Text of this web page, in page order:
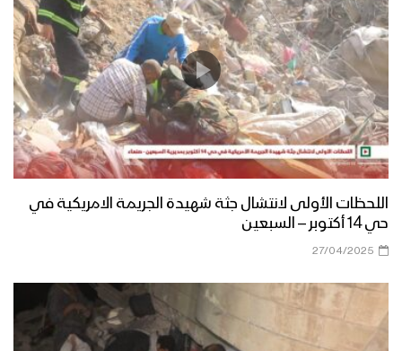
اللحظات الأولى لانتشال جثة شهيدة الجريمة الامريكية في
حي 14 أكتوبر – السبعين
27/04/2025